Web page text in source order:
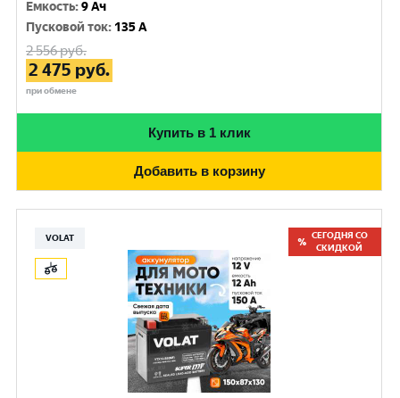
Емкость:9 Ач
Пусковой ток: 135 A
2 556руб.
2 475 руб.
при обмене
Купить в 1 клик
Добавить в корзину
VOLAT
СЕГОДНЯ СО
СКИДКОЙ